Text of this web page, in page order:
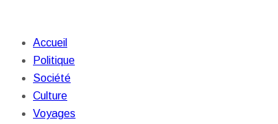
Accueil
Politique
Société
Culture
Voyages